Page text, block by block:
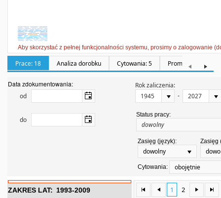
Aby skorzystać z pełnej funkcjonalności systemu, prosimy o zalogowanie
Prace: 18 Analiza dorobku Cytowania: 5 Promotorstwa: 0
Data zdokumentowania:
od
Rok zaliczenia:
-
do
Status pracy:
Zasięg (język):
dowolny
Zasięg
Cytowania: obojętnie
ZAKRES LAT: 1993-2009 1 2